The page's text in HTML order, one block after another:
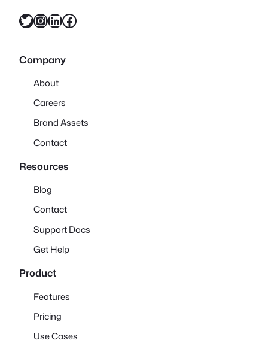
X InstagramLinkedIn Facebook
Company
About
Careers
Brand Assets
Contact
Resources
Blog
Contact
Support Docs
Get Help
Product
Features
Pricing
Use Cases